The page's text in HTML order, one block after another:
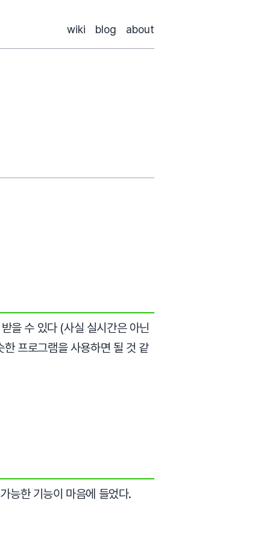
wiki blog about
수 있다 (사실 실시간은 아닌
프로그램을 사용하면 될 것 같
능한 기능이 마음에 들었다.